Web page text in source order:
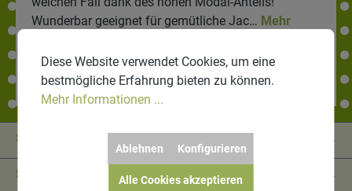
Wunderbar geeignet für gemütliche Jac… Mehr
Service-Hotline
Shop Service
Diese Website verwendet Cookies, um eine
bestmögliche Erfahrung bieten zu können.
Mehr Informationen ...
Ablehnen Konfigurieren
Alle Cookies akzeptieren